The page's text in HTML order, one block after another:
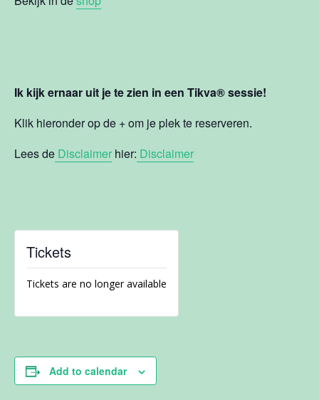
Ik kijk ernaar uit je te zien in een Tikva® sessie!
Klik hieronder op de + om je plek te reserveren.
Lees de Disclaimer hier: Disclaimer
Tickets
Tickets are no longer available
Add to calendar